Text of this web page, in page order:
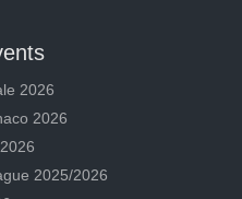
2026
2026
2025/2026